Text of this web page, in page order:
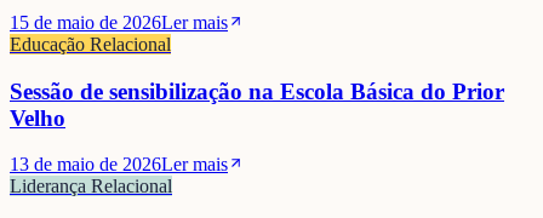
15 de maio de 2026Ler mais
Educação Relacional
Sessão de sensibilização na Escola Básica do Prior
Velho
13 de maio de 2026Ler mais
Liderança Relacional